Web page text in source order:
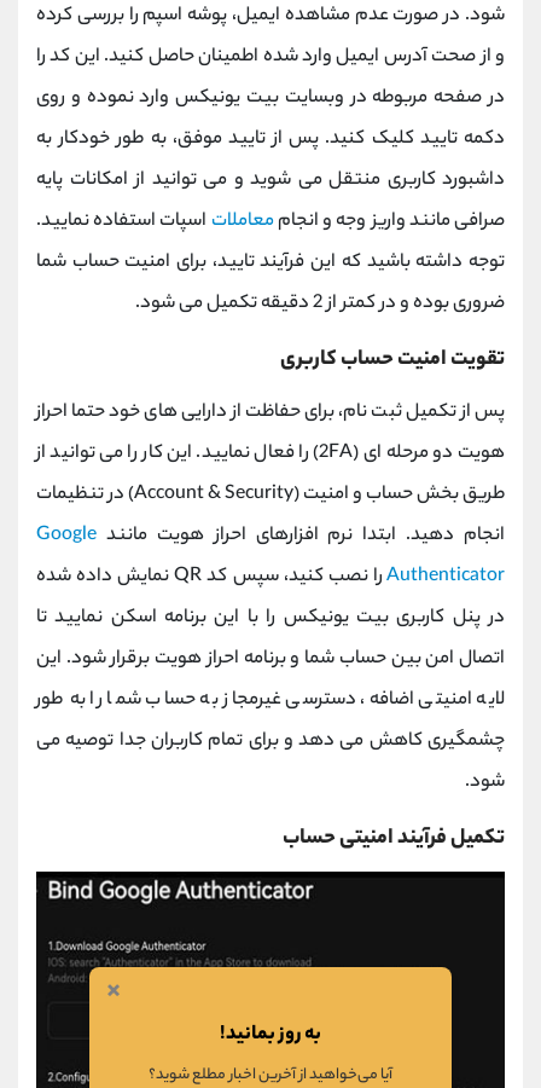
‌شود. در صورت عدم مشاهده ایمیل، پوشه اسپم را بررسی کرده
و از صحت آدرس ایمیل وارد شده اطمینان حاصل کنید. این کد را
در صفحه مربوطه در وبسایت بیت ‌یونیکس وارد نموده و روی
دکمه تایید کلیک کنید. پس از تایید موفق، به‌ طور خودکار به
داشبورد کاربری منتقل می‌ شوید و می ‌توانید از امکانات پایه
صرافی مانند واریز وجه و انجاممعاملات اسپات استفاده نمایید.
توجه داشته باشید که این فرآیند تایید، برای امنیت حساب شما
ضروری بوده و در کمتر از 2 دقیقه تکمیل می ‌شود.
تقویت امنیت حساب کاربری
پس از تکمیل ثبت ‌نام، برای حفاظت از دارایی ‌های خود حتما احراز
هویت دو مرحله ‌ای (2FA) را فعال نمایید. این کار را می ‌توانید از
طریق بخش حساب و امنیت (Account & Security) در تنظیمات
انجام دهید. ابتدا نرم ‌افزارهای احراز هویت مانند Google
Authenticator
را نصب کنید، سپس کد QR نمایش داده شده
در پنل کاربری بیت‌ یونیکس را با این برنامه اسکن نمایید تا
اتصال امن بین حساب شما و برنامه احراز هویت برقرار شود. این
لایه امنیتی اضافه، دسترسی غیرمجاز به حساب شما را به‌ طور
چشمگیری کاهش می‌ دهد و برای تمام کاربران جدا توصیه می
‌شود.
تکمیل فرآیند امنیتی حساب
×
به روز بمانید!
آیا می‌خواهید از آخرین اخبار مطلع شوید؟